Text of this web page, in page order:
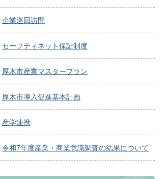
企業巡回訪問
セーフティネット保証制度
厚木市産業マスタープラン
厚木市導入促進基本計画
産学連携
令和7年度産業・商業意識調査の結果について